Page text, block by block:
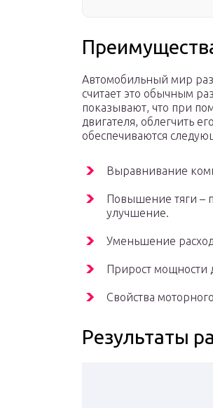
Автомобильный мир
считает это обычным
показывают, что при
двигателя, облегчить
обеспечиваются
Выравнивание
Повышение тяги –
улучшение.
Уменьшение
Прирост мощности
Свойства
Результаты